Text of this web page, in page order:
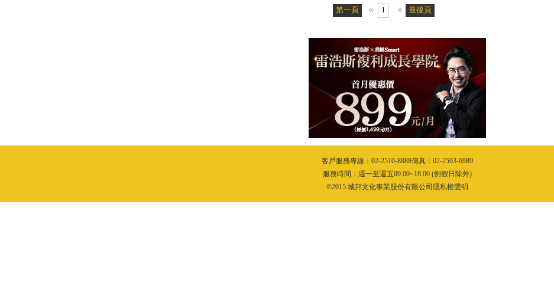
第一頁 « 1 » 最後頁
客戶服務專線：02-2510-8888傳真：02-2503-6989
服務時間：週一至週五09:00~18:00 (例假日除外)
©2015 城邦文化事業股份有限公司隱私權聲明